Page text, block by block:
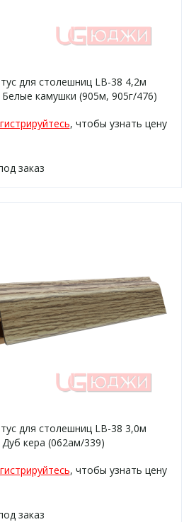
для столешниц LB-38 4,2м
камушки (905м, 905г/476)
, чтобы узнать цену
заказ
для столешниц LB-38 3,0м
кера (062ам/339)
, чтобы узнать цену
заказ